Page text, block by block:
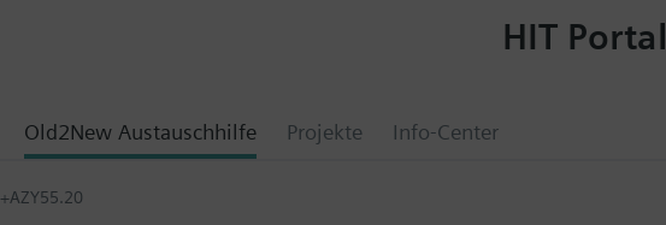
Old2New Austauschhilfe Projekte Info-Center
HIT Portal